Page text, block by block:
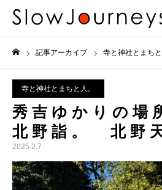
記事アーカイブ 寺と神社とまちと
寺と神社とまちと人。
秀吉ゆかりの場
北野詣。 北野
2025.2.7